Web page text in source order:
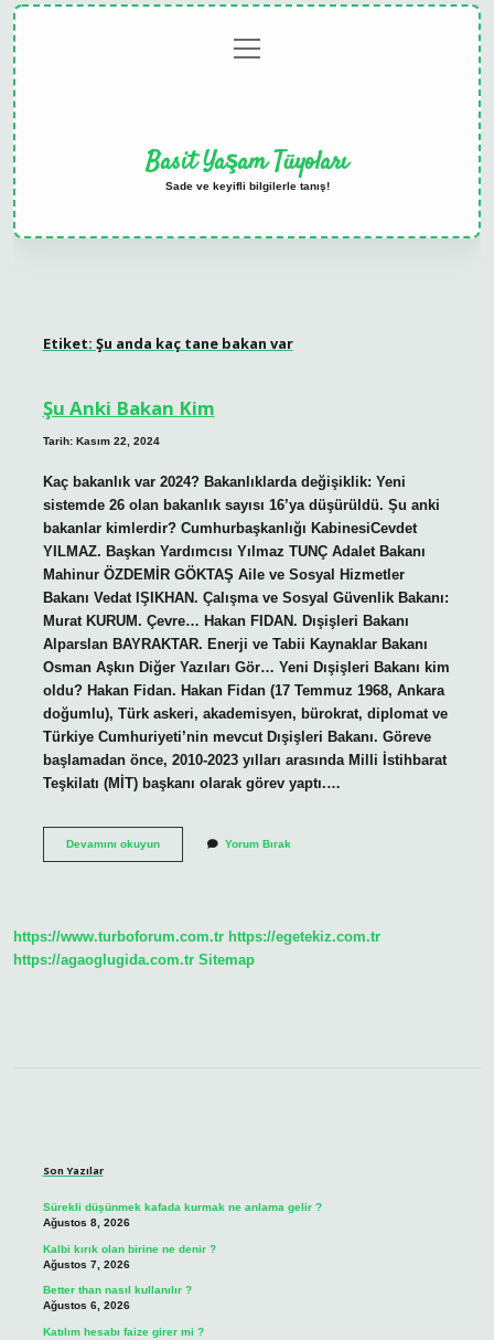
menüyü
aç
Basit Yaşam Tüyoları
Sade ve keyifli bilgilerle tanış!
Etiket: Şu anda kaç tane bakan var
Şu Anki Bakan Kim
Tarih: Kasım 22, 2024
Kaç bakanlık var 2024? Bakanlıklarda değişiklik: Yeni
sistemde 26 olan bakanlık sayısı 16’ya düşürüldü. Şu anki
bakanlar kimlerdir? Cumhurbaşkanlığı KabinesiCevdet
YILMAZ. Başkan Yardımcısı Yılmaz TUNÇ Adalet Bakanı
Mahinur ÖZDEMİR GÖKTAŞ Aile ve Sosyal Hizmetler
Bakanı Vedat IŞIKHAN. Çalışma ve Sosyal Güvenlik Bakanı:
Murat KURUM. Çevre… Hakan FIDAN. Dışişleri Bakanı
Alparslan BAYRAKTAR. Enerji ve Tabii Kaynaklar Bakanı
Osman Aşkın Diğer Yazıları Gör… Yeni Dışişleri Bakanı kim
oldu? Hakan Fidan. Hakan Fidan (17 Temmuz 1968, Ankara
doğumlu), Türk askeri, akademisyen, bürokrat, diplomat ve
Türkiye Cumhuriyeti’nin mevcut Dışişleri Bakanı. Göreve
başlamadan önce, 2010-2023 yılları arasında Milli İstihbarat
Teşkilatı (MİT) başkanı olarak görev yaptı.…
Devamını okuyunŞu
Yorum Bırak
https://www.turboforum.com.tr https://egetekiz.com.tr
https://agaoglugida.com.tr Sitemap
Son Yazılar
Sürekli düşünmek kafada kurmak ne anlama gelir ?
Ağustos 8, 2026
Kalbi kırık olan birine ne denir ?
Ağustos 7, 2026
Better than nasıl kullanılır ?
Ağustos 6, 2026
Katılım hesabı faize girer mi ?